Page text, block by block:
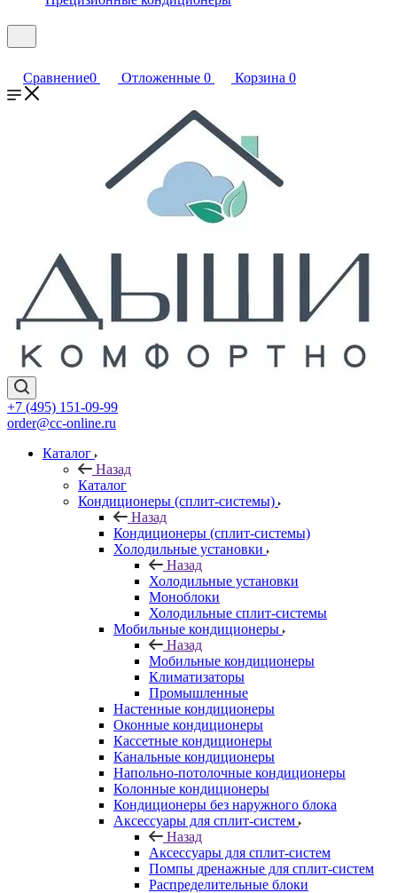
Сравнение0 Отложенные 0 Корзина 0
+7 (495) 151-09-99
order@cc-online.ru
Каталог
Назад
Каталог
Кондиционеры (сплит-системы)
Назад
Кондиционеры (сплит-системы)
Холодильные установки
Назад
Холодильные установки
Моноблоки
Холодильные сплит-системы
Мобильные кондиционеры
Назад
Мобильные кондиционеры
Климатизаторы
Промышленные
Настенные кондиционеры
Оконные кондиционеры
Кассетные кондиционеры
Канальные кондиционеры
Напольно-потолочные кондиционеры
Колонные кондиционеры
Кондиционеры без наружного блока
Аксессуары для сплит-систем
Назад
Аксессуары для сплит-систем
Помпы дренажные для сплит-систем
Распределительные блоки